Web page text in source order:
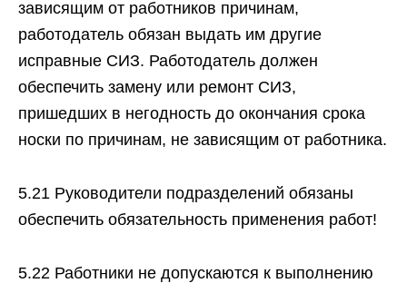
зависящим от работников причинам,
работодатель обязан выдать им другие
исправные СИЗ. Работодатель должен
обеспечить замену или ремонт СИЗ,
пришедших в негодность до окончания срока
носки по причинам, не зависящим от работника.
5.21 Руководители подразделений обязаны
обеспечить обязательность применения работ!
5.22 Работники не допускаются к выполнению